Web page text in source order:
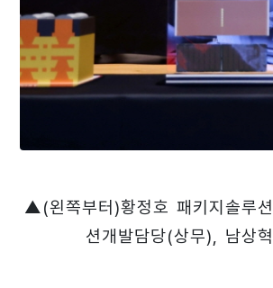
▲(왼쪽부터)황정호 패키지솔루
션개발담당(상무), 남상